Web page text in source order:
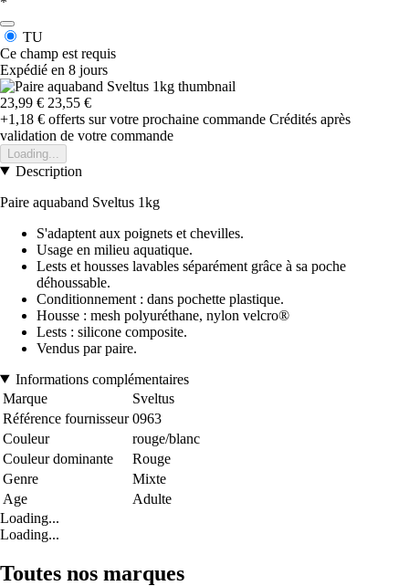
TU
Ce champ est requis
Expédié en 8 jours
23,99 € 23,55 €
+1,18 € offerts sur votre prochaine commande Crédités après
validation de votre commande
Loading...
Description
Paire aquaband Sveltus 1kg
S'adaptent aux poignets et chevilles.
Usage en milieu aquatique.
Lests et housses lavables séparément grâce à sa poche
déhoussable.
Conditionnement : dans pochette plastique.
Housse : mesh polyuréthane, nylon velcro®
Lests : silicone composite.
Vendus par paire.
Informations complémentaires
Marque
Sveltus
Référence fournisseur 0963
Couleur
rouge/blanc
Couleur dominante
Rouge
Genre
Mixte
Age
Adulte
Loading...
Loading...
Toutes nos marques